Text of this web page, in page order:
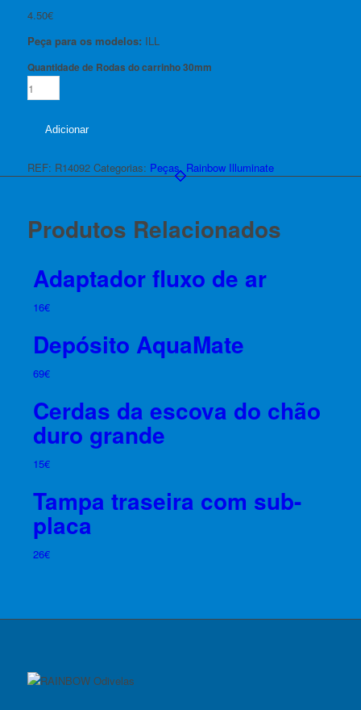
4.50€
Peça para os modelos: ILL
Quantidade de Rodas do carrinho 30mm
Adicionar
REF: R14092 Categorias: Peças, Rainbow Illuminate
Produtos Relacionados
Adaptador fluxo de ar
16€
Depósito AquaMate
69€
Cerdas da escova do chão
duro grande
15€
Tampa traseira com sub-
placa
26€